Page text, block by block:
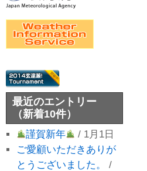
最近のエントリー
（新着10件）
謹賀新年
/ 1月1日
ご愛顧いただきありが
とうございました。
/